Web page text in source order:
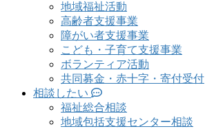
地域福祉活動
高齢者支援事業
障がい者支援事業
こども・子育て支援事業
ボランティア活動
共同募金・赤十字・寄付受付
相談したい
福祉総合相談
地域包括支援センター相談